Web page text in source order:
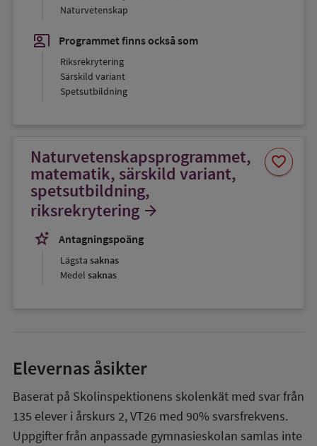
Naturvetenskap
co_present Programmet finns också som
Riksrekrytering
Särskild variant
Spetsutbildning
Naturvetenskapsprogrammet,
matematik, särskild variant,
spetsutbildning,
riksrekrytering arrow_forward
stars_2
Antagningspoäng
Lägsta saknas
Medel saknas
favorite
Spara
som
Elevernas åsikter
Baserat på Skolinspektionens skolenkät med svar från
135 elever i årskurs 2,VT26 med 90% svarsfrekvens.
Uppgifter från anpassade gymnasieskolan samlas inte